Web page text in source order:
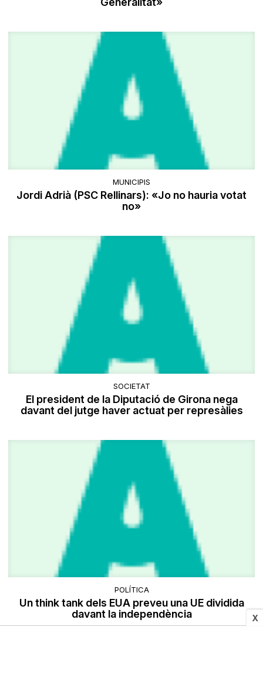
X
MUNICIPIS
Jordi Adrià (PSC Rellinars): «Jo no hauria votat
no»
SOCIETAT
El president de la Diputació de Girona nega
davant del jutge haver actuat per represàlies
POLÍTICA
Un think tank dels EUA preveu una UE dividida
davant la independència